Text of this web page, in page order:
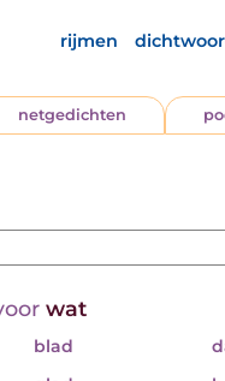
rijmen
netgedichten
wat
blad